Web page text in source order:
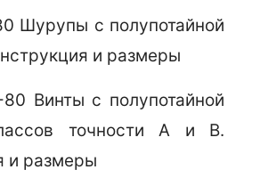
Шурупы с полупотайной
и размеры
Винты с полупотайной
точности А и В.
и размеры